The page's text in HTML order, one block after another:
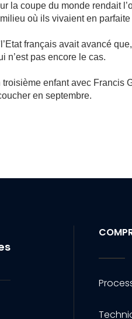
la coupe du monde rendait
où ils vivaient en
français avait avancé
n’est pas encore le cas.
troisième enfant avec
en septembre.